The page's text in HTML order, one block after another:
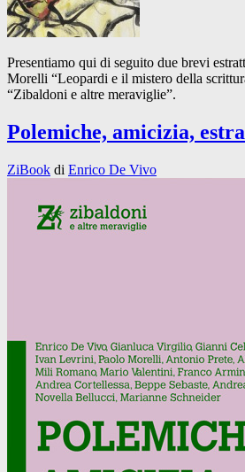
Presentiamo qui di seguito due brevi
Morelli “Leopardi e il mistero della
“Zibaldoni e altre meraviglie”.
Polemiche, amicizia,
ZiBook di Enrico De Vivo